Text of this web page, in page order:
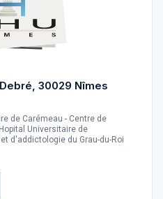
30029 Nîmes
de Carémeau - Centre de
Universitaire de
d'addictologie du Grau-du-Roi